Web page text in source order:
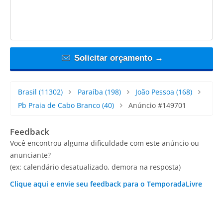
Solicitar orçamento →
Brasil (11302) Paraíba (198) João Pessoa (168)
Pb Praia de Cabo Branco (40) Anúncio #149701
Feedback
Você encontrou alguma dificuldade com este anúncio ou
anunciante?
(ex: calendário desatualizado, demora na resposta)
Clique aqui e envie seu feedback para o TemporadaLivre